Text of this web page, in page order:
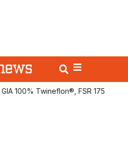
100% Twineflon®, FSR 175